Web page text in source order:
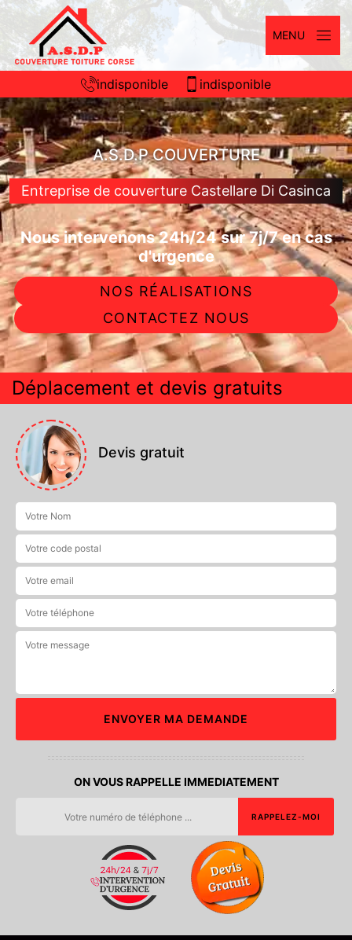
MENU
indisponible indisponible
A.S.D.P COUVERTURE
Entreprise de couverture Castellare Di Casinca
Nous intervenons 24h/24 sur 7j/7 en cas
d'urgence
NOS RÉALISATIONS
CONTACTEZ NOUS
Déplacement et devis gratuits
Devis gratuit
ON VOUS RAPPELLE IMMEDIATEMENT